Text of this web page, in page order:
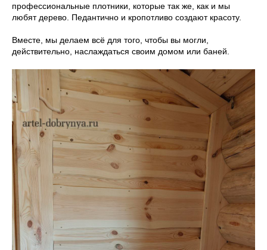
профессиональные плотники, которые так же, как и мы
любят дерево. Педантично и кропотливо создают красоту.
Вместе, мы делаем всё для того, чтобы вы могли,
действительно, наслаждаться своим домом или баней.